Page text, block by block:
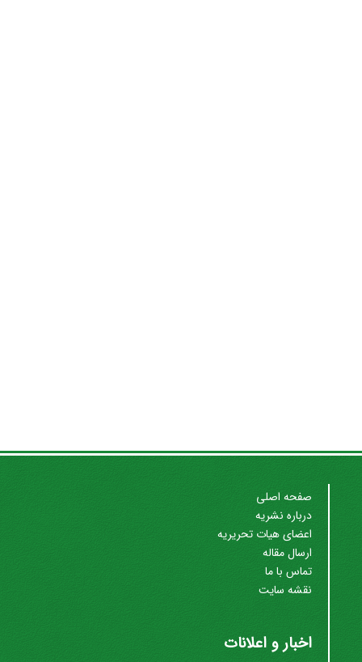
صفحه اصلی
درباره نشریه
اعضای هیات تحریریه
ارسال مقاله
تماس با ما
نقشه سایت
اخبار و اعلانات